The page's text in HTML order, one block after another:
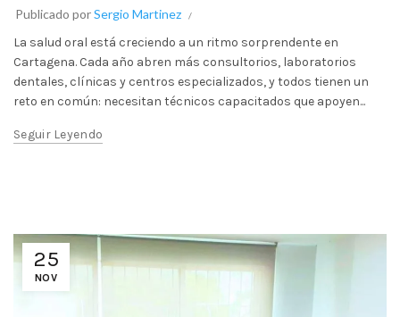
Publicado porSergio Martinez
La salud oral está creciendo a un ritmo sorprendente en
Cartagena. Cada año abren más consultorios, laboratorios
dentales, clínicas y centros especializados, y todos tienen un
reto en común: necesitan técnicos capacitados que apoyen...
Seguir Leyendo
25
NOV